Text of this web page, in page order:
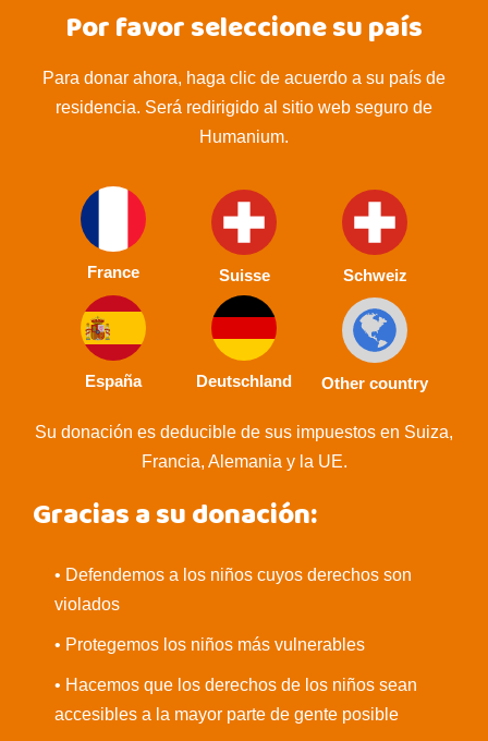
Por favor seleccione su país
Para donar ahora, haga clic de acuerdo a su país de
residencia. Será redirigido al sitio web seguro de
Humanium.
France Suisse Schweiz
España Deutschland Other country
Su donación es deducible de sus impuestos en Suiza,
Francia, Alemania y la UE.
Gracias a su donación:
• Defendemos a los niños cuyos derechos son
violados
• Protegemos los niños más vulnerables
• Hacemos que los derechos de los niños sean
accesibles a la mayor parte de gente posible